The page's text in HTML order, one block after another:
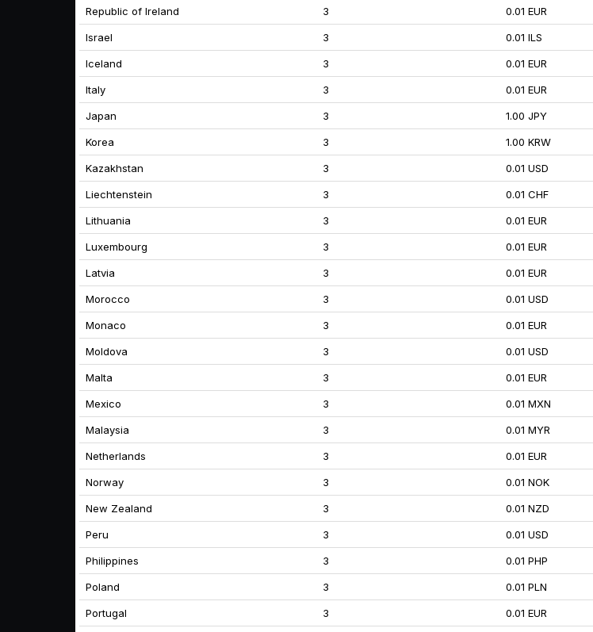
Republic of Ireland 3 0.01 EUR
Israel 3 0.01 ILS
Iceland 3 0.01 EUR
Italy 3 0.01 EUR
Japan 3 1.00 JPY
Korea 3 1.00 KRW
Kazakhstan 3 0.01 USD
Liechtenstein 3 0.01 CHF
Lithuania 3 0.01 EUR
Luxembourg 3 0.01 EUR
Latvia 3 0.01 EUR
Morocco 3 0.01 USD
Monaco 3 0.01 EUR
Moldova 3 0.01 USD
Malta 3 0.01 EUR
Mexico 3 0.01 MXN
Malaysia 3 0.01 MYR
Netherlands 3 0.01 EUR
Norway 3 0.01 NOK
New Zealand 3 0.01 NZD
Peru 3 0.01 USD
Philippines 3 0.01 PHP
Poland 3 0.01 PLN
Portugal 3 0.01 EUR